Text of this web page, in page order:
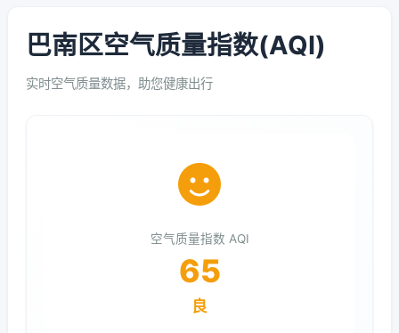
巴南区空气质量指数(AQI)
实时空气质量数据，助您健康出行
空气质量指数 AQI
65
良